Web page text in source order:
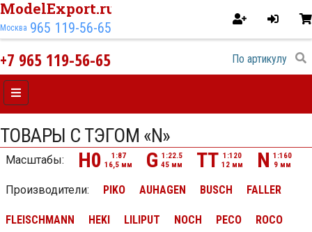
ModelExport.ru
Москва 965 119-56-65
+7 965 119-56-65
ТОВАРЫ С ТЭГОМ «N»
Масштабы: H0
1:87
16,5 мм
G 1:22.5
45 мм
TT 1:120
12 мм
N 1:160
9 мм
Производители: PIKO AUHAGEN BUSCH FALLER
FLEISCHMANN HEKI LILIPUT NOCH PECO ROCO